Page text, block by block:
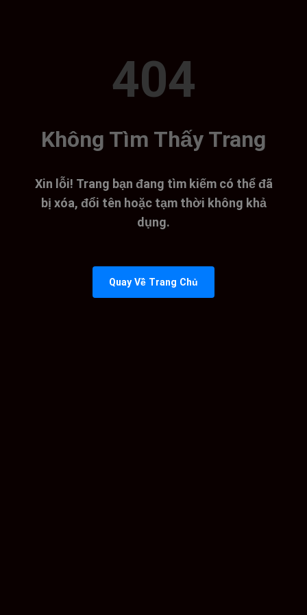
404
Không Tìm Thấy Trang
Xin lỗi! Trang bạn đang tìm kiếm có thể đã
bị xóa, đổi tên hoặc tạm thời không khả
dụng.
Quay Về Trang Chủ